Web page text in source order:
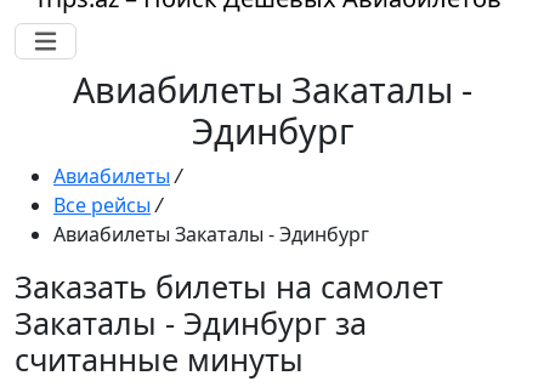
Авиабилеты Закаталы -
Эдинбург
Авиабилеты /
Все рейсы /
Авиабилеты Закаталы - Эдинбург
Заказать билеты на самолет
Закаталы - Эдинбург за
считанные минуты